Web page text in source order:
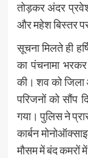
तोड़कर अंदर
और महेश बिस्तर
सूचना मिलते ही
का पंचनामा
की। शव को जिला
परिजनों को सौंप
गया। पुलिस ने
कार्बन
मौसम में बंद कमरों